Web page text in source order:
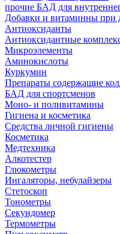
прочие БАД для
Добавки и витаминны при
Антиоксиданты
Антиоксидантные
Микроэлементы
Аминокислоты
Куркумин
Препараты содержащие
БАД для спортсменов
Моно- и поливитамины
Гигиена и косметика
Средства личной гигиены
Косметика
Медтехника
Алкотестер
Глюкометры
Ингаляторы, небулайзеры
Стетоскоп
Тонометры
Секундомер
Термометры